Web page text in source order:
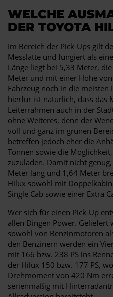
WELCHE
ER TOYOTA
Im Bereich der Pick-Ups gilt
Messlatte und fungiert als
Länge liegt bei 5,33 Meter,
Meter und mit einer Höhe
Fahrzeug noch in die meisten
hierfür ist natürlich, dass das
Leiterrahmen auch in der
ohne Weiteres, denn der
voll und ganz im grünen
betreffen jedoch eher die
Tonnen sowie die
zuzuladen. Damit nicht
Meter lang und 1,64 Meter
Hilux sowohl mit
Single Cab sowie einer Extra
Wer sich für einen Pick-Up
allen Dingen Power. Geliefert
sowohl von Benzinmotoren
den Benzinern werden ein
mit 166 bzw. 238 PS ins
der Hilux 150 bzw. 177 PS,
Drehmoment von 420 Nm
serienmäßig mit